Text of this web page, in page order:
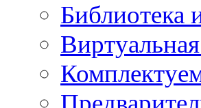
Библиотека